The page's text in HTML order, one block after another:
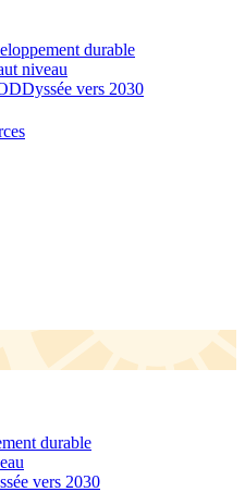
durable
niveau
vers 2030
durable
vers 2030